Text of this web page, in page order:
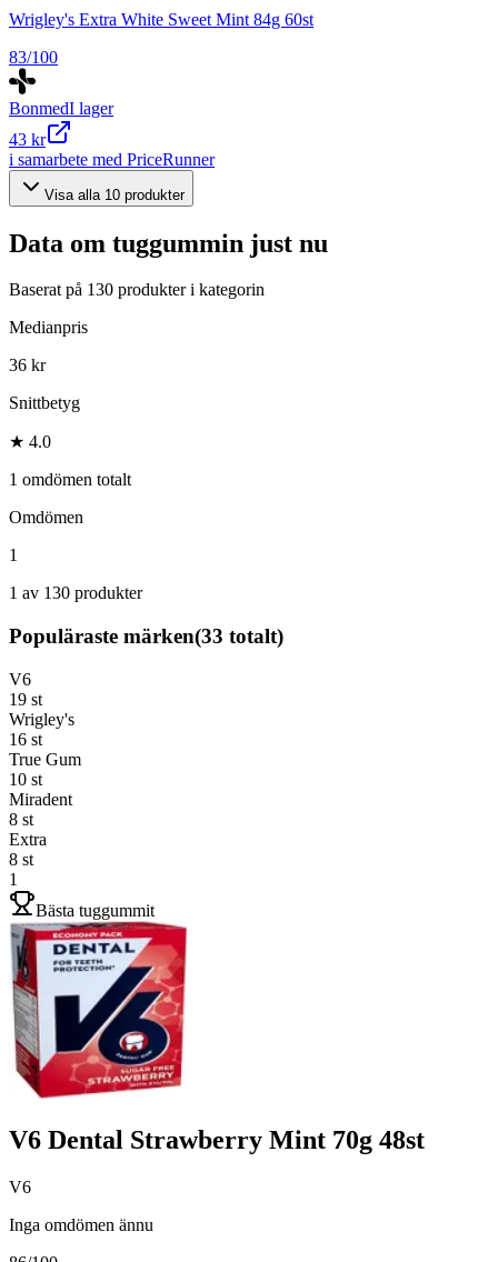
Wrigley's Extra White Sweet Mint 84g 60st
83/100
BonmedI lager
43 kr
i samarbete med PriceRunner
Visa alla 10 produkter
Data om tuggummin just nu
Baserat på 130 produkter i kategorin
Medianpris
36 kr
Snittbetyg
★ 4.0
1 omdömen totalt
Omdömen
1
1 av 130 produkter
Populäraste märken(33 totalt)
V6
19 st
Wrigley's
16 st
True Gum
10 st
Miradent
8 st
Extra
8 st
1
Bästa tuggummit
V6 Dental Strawberry Mint 70g 48st
V6
Inga omdömen ännu